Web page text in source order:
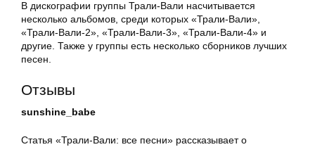
В дискографии группы Трали-Вали насчитывается
несколько альбомов, среди которых «Трали-Вали»,
«Трали-Вали-2», «Трали-Вали-3», «Трали-Вали-4» и
другие. Также у группы есть несколько сборников лучших
песен.
Отзывы
sunshine_babe
Статья «Трали-Вали: все песни» рассказывает о